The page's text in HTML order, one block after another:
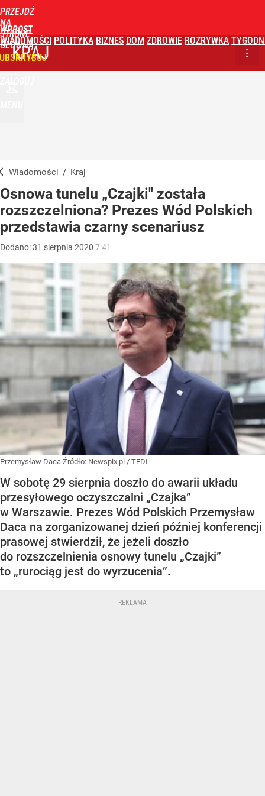
PRZEJDŹ
NA
STRONĘ
GŁÓWNĄ
WPROST
WIADOMOŚCI POLITYKA BIZNES DOM ZDROWIE ROZRYWKA
KRAJ
Wiadomości / Kraj
Osnowa tunelu „Czajki" została
rozszczelniona? Prezes Wód Polskich
przedstawia czarny scenariusz
Dodano:31 sierpnia 2020 7:41
Przemysław Daca Źródło: Newspix.pl / TEDI
W sobotę 29 sierpnia doszło do awarii układu
przesyłowego oczyszczalni „Czajka”
w Warszawie. Prezes Wód Polskich Przemysław
Daca na zorganizowanej dzień później konferencji
prasowej stwierdził, że jeżeli doszło
do rozszczelnienia osnowy tunelu „Czajki”
to „rurociąg jest do wyrzucenia”.